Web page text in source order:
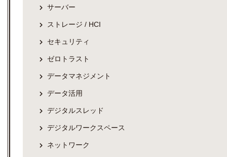
サーバー
ストレージ / HCI
セキュリティ
ゼロトラスト
データマネジメント
データ活用
デジタルスレッド
デジタルワークスペース
ネットワーク